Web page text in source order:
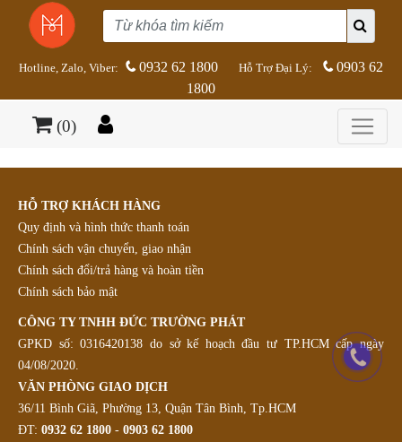
Hotline, Zalo, Viber: 0932 62 1800 Hỗ Trợ Đại Lý:
0903 62
1800
(0)
HỖ TRỢ KHÁCH HÀNG
Quy định và hình thức thanh toán
Chính sách vận chuyển, giao nhận
Chính sách đổi/trả hàng và hoàn tiền
Chính sách bảo mật
CÔNG TY TNHH ĐỨC TRƯỜNG PHÁT
GPKD số: 0316420138 do sở kế hoạch đầu tư TP.HCM cấp ngày
04/08/2020.
VĂN PHÒNG GIAO DỊCH
36/11 Bình Giã, Phường 13, Quận Tân Bình, Tp.HCM
ĐT: 0932 62 1800 - 0903 62 1800